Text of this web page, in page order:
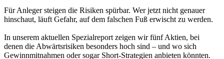
Für Anleger steigen die Risiken spürbar. Wer jetzt nicht genauer
hinschaut, läuft Gefahr, auf dem falschen Fuß erwischt zu werden.
In unserem aktuellen Spezialreport zeigen wir fünf Aktien, bei
denen die Abwärtsrisiken besonders hoch sind – und wo sich
Gewinnmitnahmen oder sogar Short-Strategien anbieten könnten.